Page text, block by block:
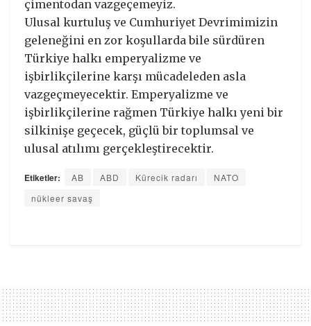
çimentodan vazgeçemeyiz.
Ulusal kurtuluş ve Cumhuriyet Devrimimizin
geleneğini en zor koşullarda bile sürdüren
Türkiye halkı emperyalizme ve
işbirlikçilerine karşı mücadeleden asla
vazgeçmeyecektir. Emperyalizme ve
işbirlikçilerine rağmen Türkiye halkı yeni bir
silkinişe geçecek, güçlü bir toplumsal ve
ulusal atılımı gerçekleştirecektir.
Etiketler: AB ABD Kürecik radarı
NATO
nükleer savaş